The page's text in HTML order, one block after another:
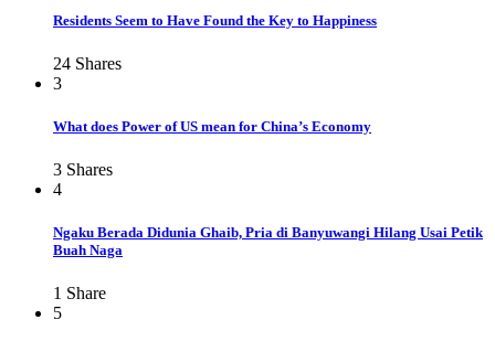
Residents Seem to Have Found the Key to Happiness
24 Shares
3
What does Power of US mean for China’s Economy
3 Shares
4
Ngaku Berada Didunia Ghaib, Pria di Banyuwangi Hilang Usai Petik
Buah Naga
1 Share
5